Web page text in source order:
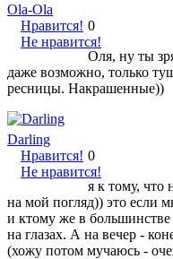
Ola-Ola
Нравится!
Не нравится!
0
Оля, ну ты
даже возможно, только
ресницы. Накрашенные))
Darling
Нравится!
Не нравится!
0
я к тому, что
на мой погляд)) это если
и ктому же в
на глазах. А на вечер -
(хожу потом мучаюсь -